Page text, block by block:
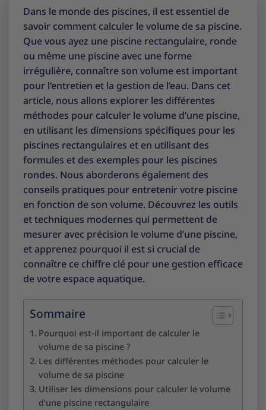
Dans le monde des piscines, il est essentiel de
savoir comment calculer le volume de sa piscine.
Que vous ayez une piscine rectangulaire, ronde
ou même une piscine avec une forme
irrégulière, connaître son volume est important
pour l’entretien et la gestion de l’eau. Dans cet
article, nous allons explorer les différentes
méthodes pour calculer le volume d’une piscine,
en utilisant les dimensions spécifiques pour les
piscines rectangulaires et en utilisant des
formules et des exemples pour les piscines
rondes. Nous aborderons également des
conseils pratiques pour entretenir votre piscine
en fonction de son volume. Découvrez les outils
et techniques modernes qui permettent de
mesurer avec précision le volume d’une piscine,
et apprenez pourquoi il est si crucial de
connaître ce chiffre clé pour une gestion efficace
de votre espace aquatique.
Sommaire
Pourquoi est-il important de calculer le
volume de sa piscine ?
Les différentes méthodes pour calculer le
volume de sa piscine
Utiliser les dimensions pour calculer le volume
d’une piscine rectangulaire